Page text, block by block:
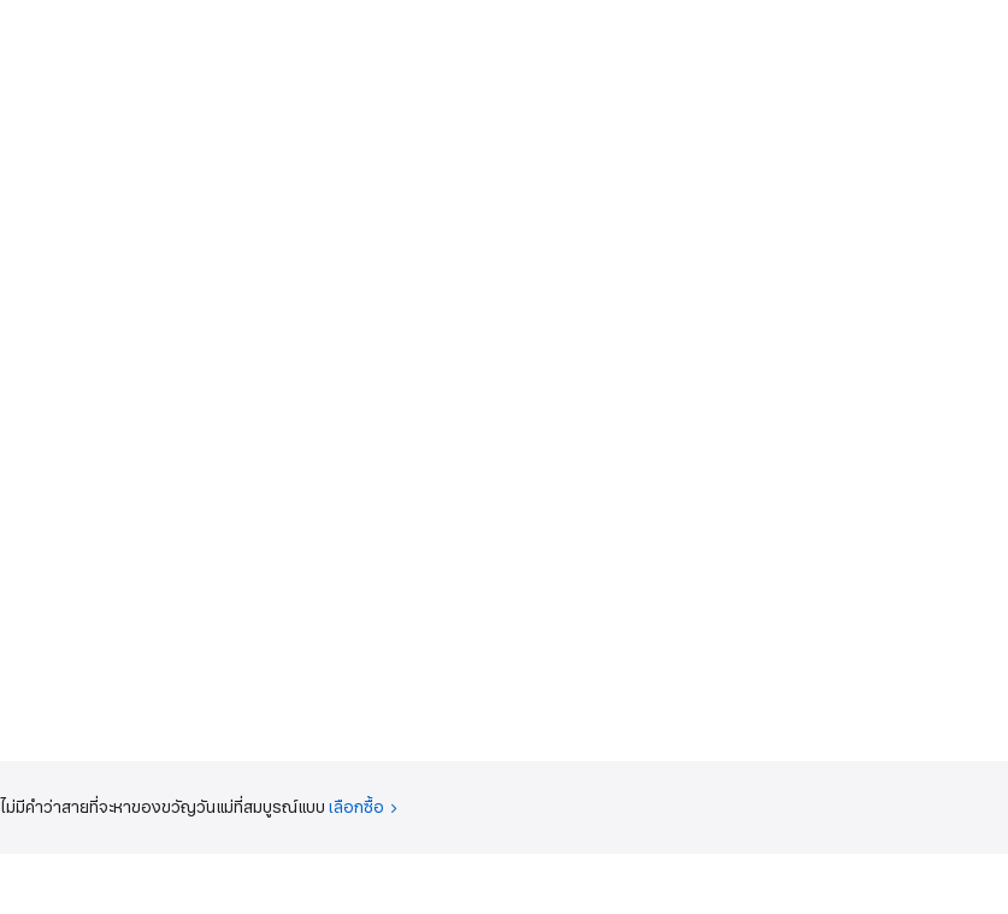
ไม่มีคำว่าสายที่จะหาของขวัญวันแม่ที่สมบูรณ์แบบ เลือกซื้อ